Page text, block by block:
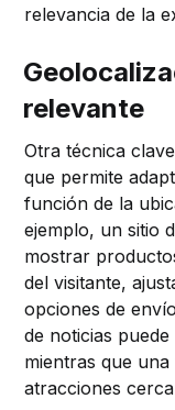
relevancia de la
relevante
Otra técnica
que permite
función de la
ejemplo, un sitio
mostrar
del visitante,
opciones de
de noticias
mientras que
atracciones